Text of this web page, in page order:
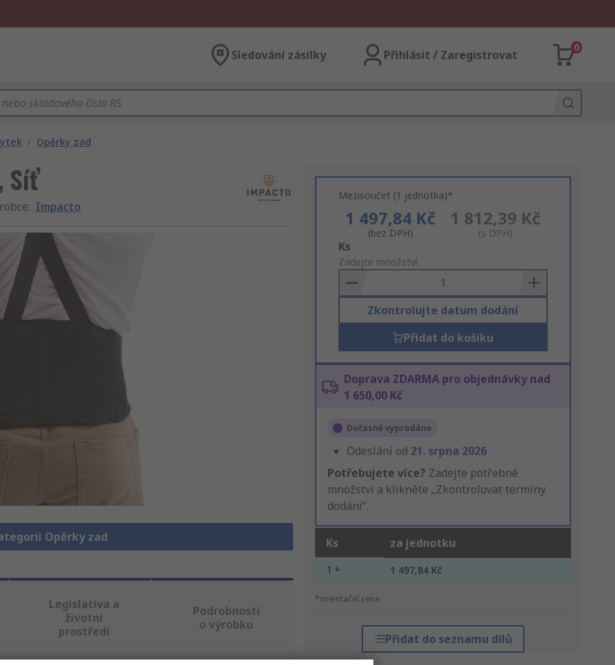
Sledování zásilky Přihlásit / Zaregistrovat
0
/ Opěrky zad
Síť
: Impacto
Opěrky zad
Mezisoučet (1 jednotka)*
1 497,84 Kč
(bez DPH)
1 812,39 Kč
(s DPH)
Add
to
Basket
Ks
Zadejte množství
Zkontrolujte datum dodání
Přidat do košíku
Doprava ZDARMA pro objednávky nad
1 650,00 Kč
Dočasně vyprodáno
Odeslání od 21. srpna 2026
Potřebujete více? Zadejte potřebné
množství a klikněte „Zkontrolovat termíny
dodání“.
Ks za jednotku
1 + 1 497,84 Kč
*orientační cena
Přidat do seznamu dílů
Legislativa a
životní
prostředí
Podrobnosti
o výrobku